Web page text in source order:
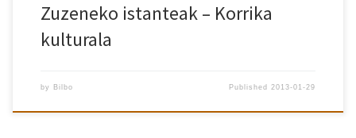
Zuzeneko istanteak – Korrika
kulturala
by Bilbo Published 2013-01-29